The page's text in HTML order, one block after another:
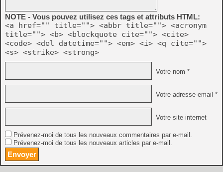
NOTE - Vous pouvez utilisez ces tags et attributs HTML:
<a href="" title=""> <abbr title=""> <acronym
title=""> <b> <blockquote cite=""> <cite>
<code> <del datetime=""> <em> <i> <q cite="">
<s> <strike> <strong>
Votre nom *
Votre adresse email *
Votre site internet
Prévenez-moi de tous les nouveaux commentaires par e-mail.
Prévenez-moi de tous les nouveaux articles par e-mail.